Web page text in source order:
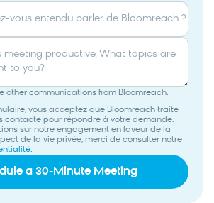
vous entendu parler de Bloomreach ?
to you?
other communications from Bloomreach.
vous acceptez que Bloomreach traite
contacte pour répondre à votre demande.
sur notre engagement en faveur de la
de la vie privée, merci de consulter notre